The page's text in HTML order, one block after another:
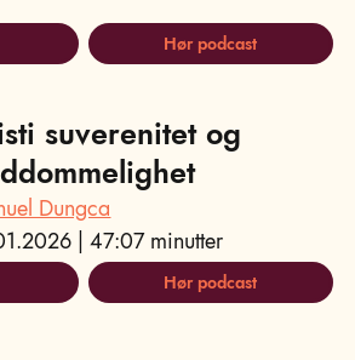
Hør podcast
suverenitet og
Dungca
| 47:07 minutter
Hør podcast